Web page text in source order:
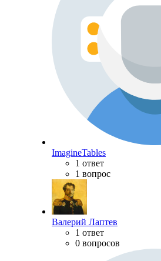
ImagineTables
1 ответ
1 вопрос
Валерий Лаптев
1 ответ
0 вопросов